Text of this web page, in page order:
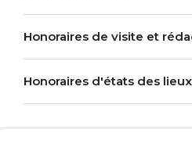
Honoraires de visite et
Honoraires d'états des